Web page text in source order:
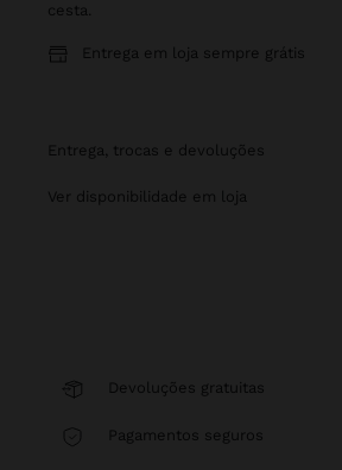
cesta.
Entrega em loja sempre grátis
entrega, trocas e devoluções
ver disponibilidade em loja
Devoluções gratuitas
Pagamentos seguros